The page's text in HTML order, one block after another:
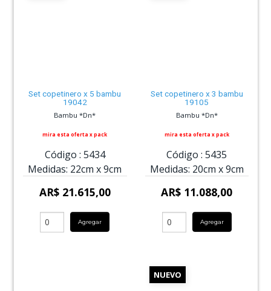
Set copetinero x 5 bambu
19042
Bambu *Dn*
mira esta oferta x pack
Código : 5434
Medidas: 22cm x9cm
AR$ 21.615,00
Agregar
Set copetinero x 3 bambu
19105
Bambu *Dn*
mira esta oferta x pack
Código : 5435
Medidas: 20cm x9cm
AR$ 11.088,00
Agregar
NUEVO